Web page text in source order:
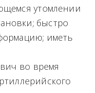
утомлении
быстро
иметь
во время